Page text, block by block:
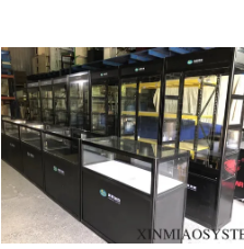
Akram
Siempre recuerdo tu cooperación.